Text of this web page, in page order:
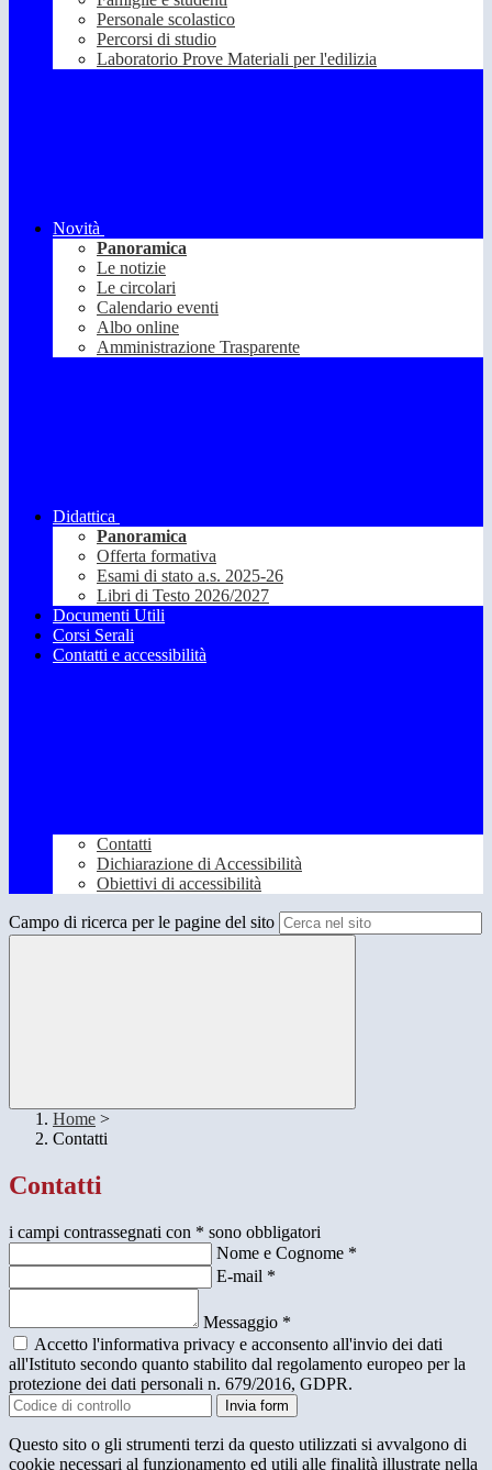
Personale scolastico
Percorsi di studio
Laboratorio Prove Materiali per l'edilizia
Novità
Panoramica
Le notizie
Le circolari
Calendario eventi
Albo online
Amministrazione Trasparente
Didattica
Panoramica
Offerta formativa
Esami di stato a.s. 2025-26
Libri di Testo 2026/2027
Documenti Utili
Corsi Serali
Contatti e accessibilità
Contatti
Dichiarazione di Accessibilità
Obiettivi di accessibilità
Campo di ricerca per le pagine del sito
Home >
Contatti
Contatti
i campi contrassegnati con * sono obbligatori
Nome e Cognome *
E-mail *
Messaggio *
Accetto l'informativa privacy e acconsento all'invio dei dati
all'Istituto secondo quanto stabilito dal regolamento europeo per la
protezione dei dati personali n. 679/2016, GDPR.
Invia form
Questo sito o gli strumenti terzi da questo utilizzati si avvalgono di
cookie necessari al funzionamento ed utili alle finalità illustrate nella